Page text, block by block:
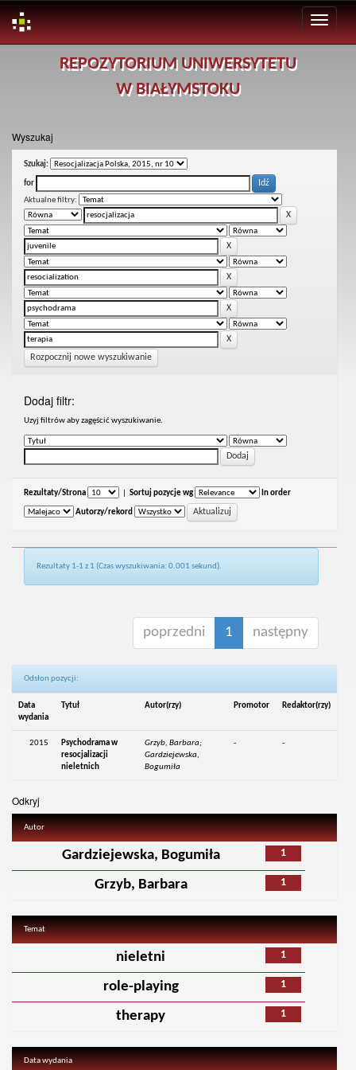
REPOZYTORIUM UNIWERSYTETU
W BIAŁYMSTOKU
Wyszukaj
Szukaj:
for
Aktualne filtry:
Rozpocznij nowe wyszukiwanie
Dodaj filtr:
Uzyj filtrów aby zagęścić wyszukiwanie.
Rezultaty/Strona Sortuj pozycje wg In order
Autorzy/rekord
Rezultaty 1-1 z 1 (Czas wyszukiwania: 0.001 sekund).
poprzedni 1 następny
Odsłon pozycji:
Data
wydania
Tytuł Autor(rzy) Promotor Redaktor(rzy)
2015
Psychodrama w
resocjalizacji
nieletnich
Grzyb, Barbara;
Gardziejewska,
Bogumiła
- -
Odkryj
Autor
1
Gardziejewska, Bogumiła
1
Grzyb, Barbara
Temat
1
nieletni
1
role-playing
1
therapy
Data wydania